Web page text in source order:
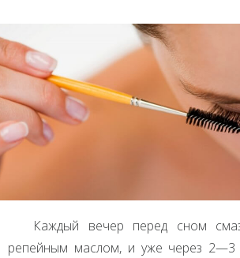
Каждый вечер перед сном
репейным маслом, и уже через 2—3